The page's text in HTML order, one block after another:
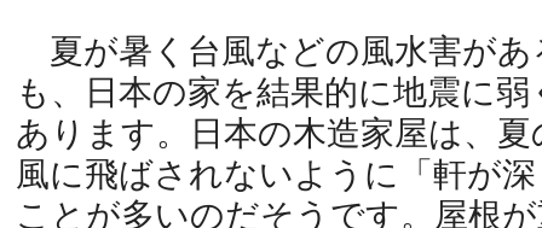
夏が暑く台風などの風水害があ
も、日本の家を結果的に地震に
あります。日本の木造家屋は、
風に飛ばされないように「軒が
ことが多いのだそうです。屋根